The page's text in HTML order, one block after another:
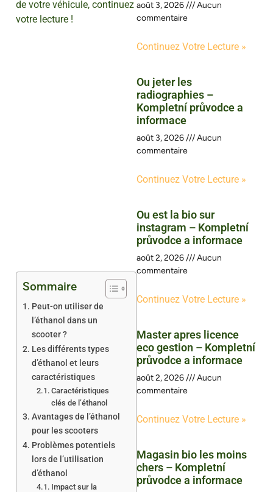
de votre véhicule, continuez
votre lecture !
Sommaire
Peut-on utiliser de
l’éthanol dans un
scooter ?
Les différents types
d’éthanol et leurs
caractéristiques
Caractéristiques
clés de l’éthanol
Avantages de l’éthanol
pour les scooters
Problèmes potentiels
lors de l’utilisation
d’éthanol
Impact sur la
août 3, 2026
Aucun
commentaire
Continuez Votre Lecture »
Ou jeter les
radiographies –
Kompletní průvodce a
informace
août 3, 2026
Aucun
commentaire
Continuez Votre Lecture »
Ou est la bio sur
instagram – Kompletní
průvodce a informace
août 2, 2026
Aucun
commentaire
Continuez Votre Lecture »
Master apres licence
eco gestion – Kompletní
průvodce a informace
août 2, 2026
Aucun
commentaire
Continuez Votre Lecture »
Magasin bio les moins
chers – Kompletní
průvodce a informace